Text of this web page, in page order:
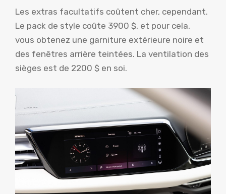
Les extras facultatifs coûtent cher, cependant.
Le pack de style coûte 3900 $, et pour cela,
vous obtenez une garniture extérieure noire et
des fenêtres arrière teintées. La ventilation des
sièges est de 2200 $ en soi.